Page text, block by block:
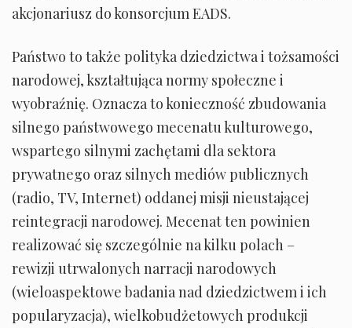
akcjonariusz do konsorcjum EADS.
Państwo to także polityka dziedzictwa i tożsamości
narodowej, kształtująca normy społeczne i
wyobraźnię. Oznacza to konieczność zbudowania
silnego państwowego mecenatu kulturowego,
wspartego silnymi zachętami dla sektora
prywatnego oraz silnych mediów publicznych
(radio, TV, Internet) oddanej misji nieustającej
reintegracji narodowej. Mecenat ten powinien
realizować się szczególnie na kilku polach –
rewizji utrwalonych narracji narodowych
(wieloaspektowe badania nad dziedzictwem i ich
popularyzacja), wielkobudżetowych produkcji